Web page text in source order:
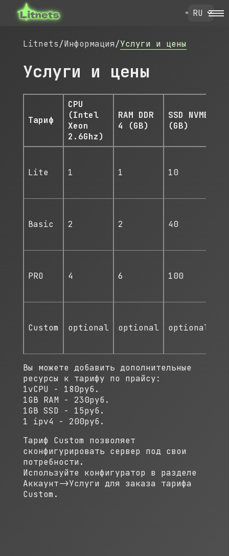
Litnets/Информация/Услуги и цены
Услуги и цены
Тариф
CPU
(Intel
Xeon
2.6Ghz)
RAM DDR
4 (GB)
SSD NVME
(GB)
Lite 1 1 10
Basic 2 2 40
PRO 4 6 100
Custom optional optional optional
Вы можете добавить дополнительные
ресурсы к тарифу по прайсу:
1vCPU - 180руб.
1GB RAM - 230руб.
1GB SSD - 15руб.
1 ipv4 - 200руб.
Тариф Custom позволяет
сконфигурировать сервер под свои
потребности.
Используйте конфигуратор в разделе
Аккаунт->Услуги для заказа тарифа
Custom.